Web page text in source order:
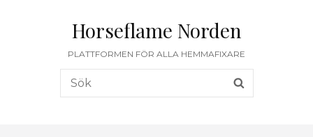
Horseflame Norden
PLATTFORMEN FÖR ALLA HEMMAFIXARE
Sök
efter: